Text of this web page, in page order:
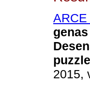
ARCE
2015,